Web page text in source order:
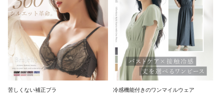
苦しくない補正ブラ 冷感機能付きのワンマイルウェア